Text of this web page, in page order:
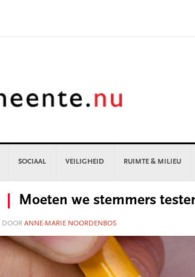
SOCIAAL VEILIGHEID RUIMTE & MILIEU
Moeten we stemmers
DOOR ANNE-MARIE NOORDENBOS